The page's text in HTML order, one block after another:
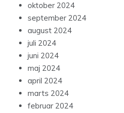
oktober 2024
september 2024
august 2024
juli 2024
juni 2024
maj 2024
april 2024
marts 2024
februar 2024